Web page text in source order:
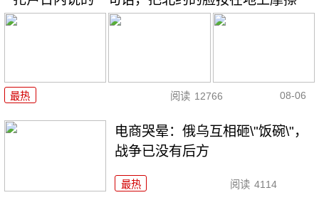
最热 阅读 12766 08-06
电商哭晕：俄乌互相砸\"饭碗\"，
战争已没有后方
最热 阅读 4114